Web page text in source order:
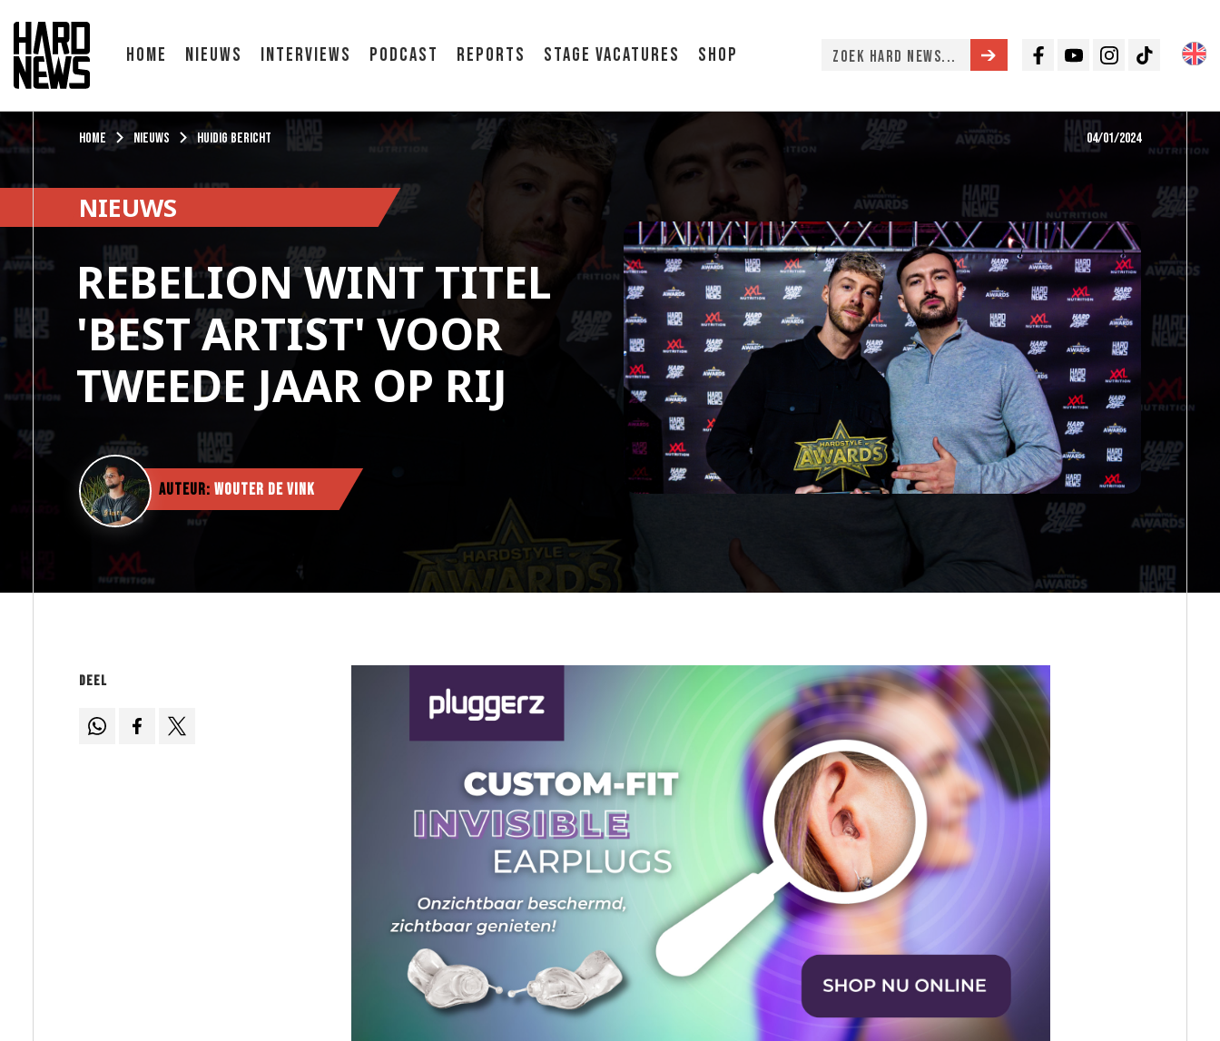
Home Nieuws Interviews Podcast Reports Stage vacatures Shop
Facebook
YoutubeInstagramTikTok
Home Nieuws Huidig bericht 04/01/2024
NIEUWS
REBELION WINT TITEL
'BEST ARTIST' VOOR
TWEEDE JAAR OP RIJ
Auteur: Wouter de Vink
Deel